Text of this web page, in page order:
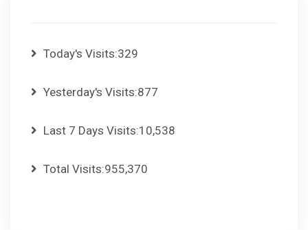
Today's Visits:329
Yesterday's Visits:877
Last 7 Days Visits:10,538
Total Visits:955,370